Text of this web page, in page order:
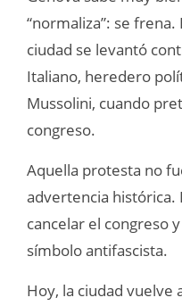
“normaliza”: se
ciudad se levantó
Italiano, heredero
Mussolini, cuando
congreso.
Aquella protesta no
advertencia histórica.
cancelar el congreso
símbolo antifascista.
Hoy, la ciudad vuelve